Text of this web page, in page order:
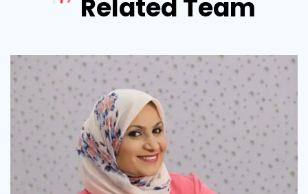
Related Team